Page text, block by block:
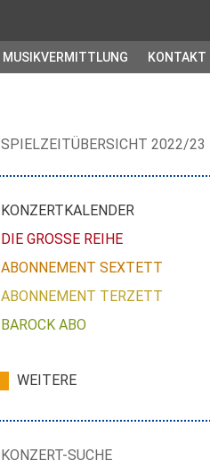
MUSIKVERMITTLUNG KONTAKT
SPIELZEITÜBERSICHT 2022/23
KONZERTKALENDER
DIE GROSSE REIHE
ABONNEMENT SEXTETT
ABONNEMENT TERZETT
BAROCK ABO
WEITERE
KONZERT-SUCHE